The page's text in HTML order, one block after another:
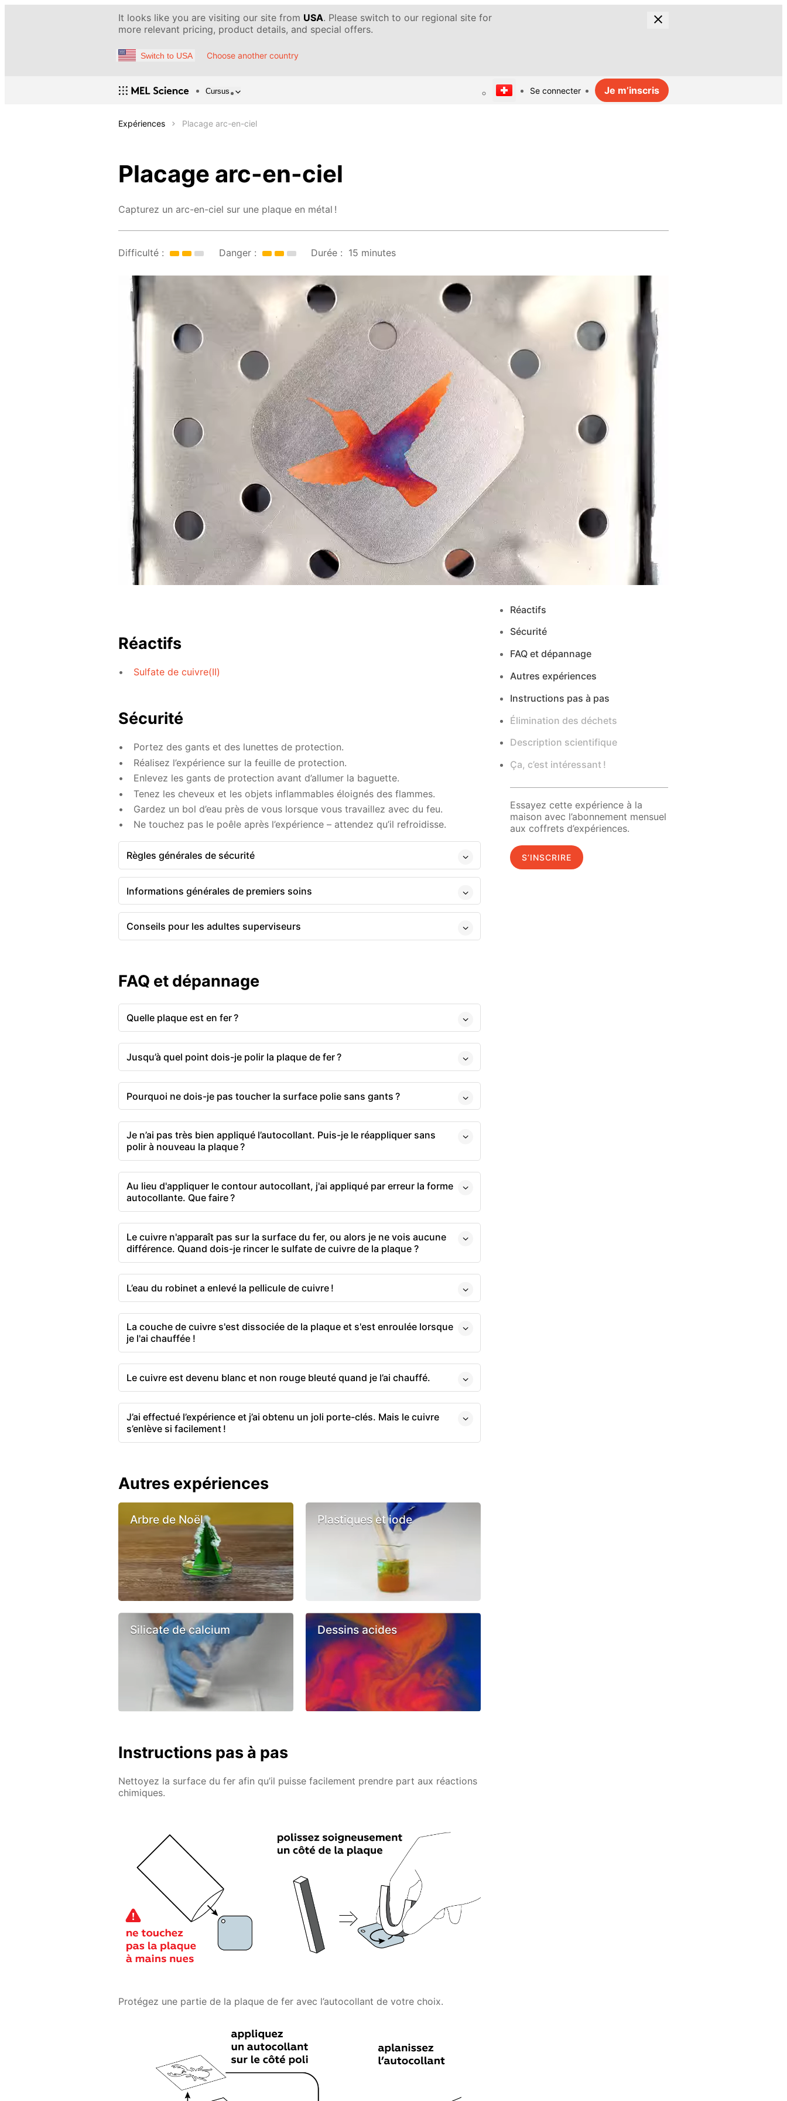
It looks like you are visiting our site from USA. Please switch to our regional site for
more relevant pricing, product details, and special offers.
Switch to USA Choose another country
Cursus Se connecter Je m’inscris
Expériences Placage arc-en-ciel
Placage arc-en-ciel
Capturez un arc-en-ciel sur une plaque en métal !
Difficulté : Danger : Durée : 15 minutes
Réactifs
Sulfate de cuivre(II)
Sécurité
Portez des gants et des lunettes de protection.
Réalisez l’expérience sur la feuille de protection.
Enlevez les gants de protection avant d’allumer la baguette.
Tenez les cheveux et les objets inflammables éloignés des flammes.
Gardez un bol d’eau près de vous lorsque vous travaillez avec du feu.
Ne touchez pas le poêle après l’expérience – attendez qu’il refroidisse.
Règles générales de sécurité
Informations générales de premiers soins
Conseils pour les adultes superviseurs
FAQ et dépannage
Quelle plaque est en fer ?
Jusqu’à quel point dois-je polir la plaque de fer ?
Pourquoi ne dois-je pas toucher la surface polie sans gants ?
Je n’ai pas très bien appliqué l’autocollant. Puis-je le réappliquer sans
polir à nouveau la plaque ?
Au lieu d'appliquer le contour autocollant, j'ai appliqué par erreur la forme
autocollante. Que faire ?
Le cuivre n'apparaît pas sur la surface du fer, ou alors je ne vois aucune
différence. Quand dois-je rincer le sulfate de cuivre de la plaque ?
L’eau du robinet a enlevé la pellicule de cuivre !
La couche de cuivre s'est dissociée de la plaque et s'est enroulée lorsque
je l'ai chauffée !
Le cuivre est devenu blanc et non rouge bleuté quand je l’ai chauffé.
J’ai effectué l’expérience et j’ai obtenu un joli porte-clés. Mais le cuivre
s’enlève si facilement !
Autres expériences
Arbre de Noël Plastiques et iode
Silicate de calcium Dessins acides
Instructions pas à pas
Nettoyez la surface du fer afin qu’il puisse facilement prendre part aux réactions
chimiques.
Protégez une partie de la plaque de fer avec l’autocollant de votre choix.
Réactifs
Sécurité
FAQ et dépannage
Autres expériences
Instructions pas à pas
Élimination des déchets
Description scientifique
Ça, c’est intéressant !
Essayez cette expérience à la
maison avec l’abonnement mensuel
aux coffrets d’expériences.
S’INSCRIRE